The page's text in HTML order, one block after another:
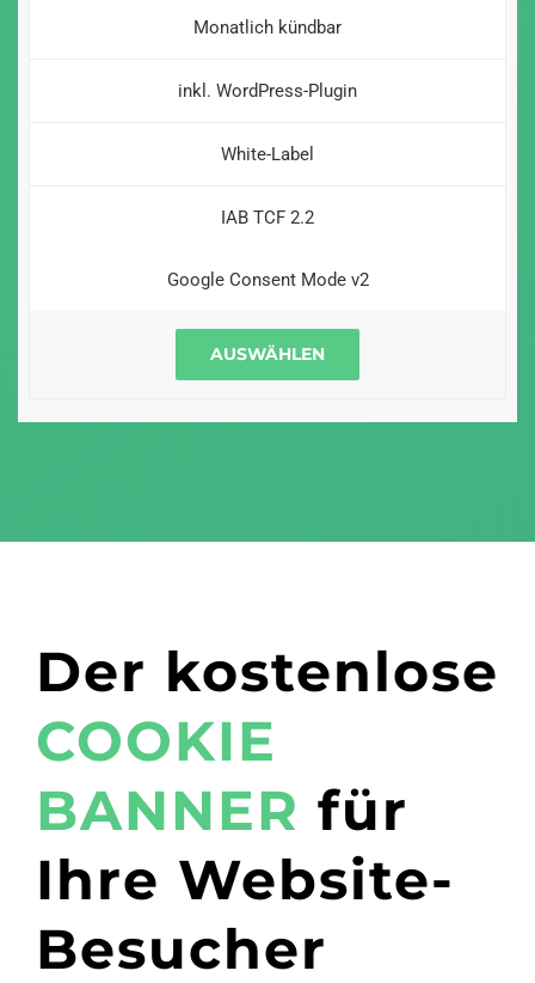
Monatlich kündbar
inkl. WordPress-Plugin
White-Label
IAB TCF 2.2
Google Consent Mode v2
AUSWÄHLEN
Der kostenlose
COOKIE
BANNER für
Ihre Website-
Besucher